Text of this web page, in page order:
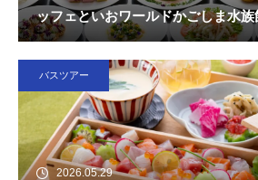
ッフェといおワールドかごしま水族
バスツアー
2026.05.29